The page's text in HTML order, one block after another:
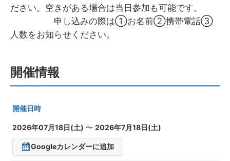
ださい。空きがある場合は当日参加も可能です。
申し込みの際は①お名前②携帯電話③
人数をお知らせください。
開催情報
開催日時
2026年07月18日(土) 〜 2026年7月18日(土)
Googleカレンダーに追加